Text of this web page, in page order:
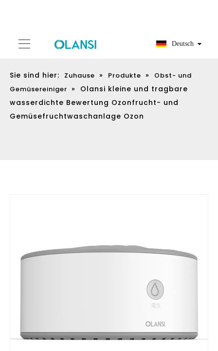
Deutsch
Sie sind hier: Zuhause » Produkte »
Obst- und
Gemüsereiniger »
Olansi kleine und tragbare
wasserdichte Bewertung Ozonfrucht- und
Gemüsefruchtwaschanlage Ozon